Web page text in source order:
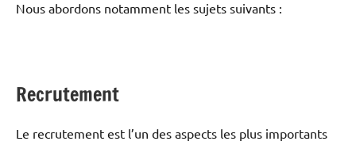
Nous abordons notamment les sujets suivants :
Recrutement
Le recrutement est l’un des aspects les plus importants